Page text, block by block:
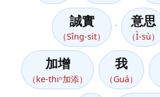
誠實
（Sîng-si̍t）
意思
（Ì-sù）
加增
（ke-thiⁿ加添）
我
（Guá）